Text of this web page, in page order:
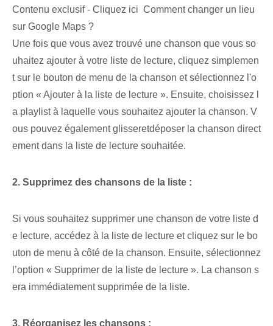
Contenu exclusif - Cliquez ici Comment changer un lieu
sur Google Maps ?
Une fois que vous avez trouvé une chanson que vous so
uhaitez ajouter à votre liste de lecture, cliquez simplemen
t sur le bouton de menu de la chanson et sélectionnez l'o
ption « Ajouter à la liste de lecture ». Ensuite, choisissez l
a playlist à laquelle vous souhaitez ajouter la chanson. V
ous pouvez également glisser⁤et⁤déposer la chanson direct
ement dans la liste de lecture souhaitée.
2.⁢ Supprimez des chansons de la liste :
Si vous souhaitez supprimer une chanson de votre liste d
e lecture, accédez à la liste de lecture et cliquez sur le bo
uton de menu à côté de la chanson. Ensuite, sélectionnez
l’option « Supprimer de la liste de lecture ». La chanson s
era immédiatement supprimée de la liste.
3. Réorganisez les chansons :